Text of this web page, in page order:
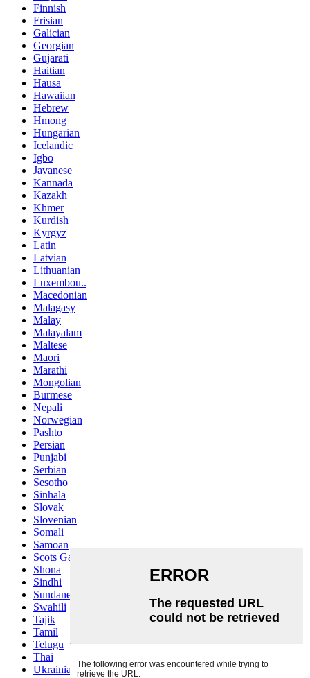
Finnish
Frisian
Galician
Georgian
Gujarati
Haitian
Hausa
Hawaiian
Hebrew
Hmong
Hungarian
Icelandic
Igbo
Javanese
Kannada
Kazakh
Khmer
Kurdish
Kyrgyz
Latin
Latvian
Lithuanian
Luxembou..
Macedonian
Malagasy
Malay
Malayalam
Maltese
Maori
Marathi
Mongolian
Burmese
Nepali
Norwegian
Pashto
Persian
Punjabi
Serbian
Sesotho
Sinhala
Slovak
Slovenian
Somali
Samoan
Scots Gaelic
Shona
Sindhi
Sundanese
Swahili
Tajik
Tamil
Telugu
Thai
Ukrainian